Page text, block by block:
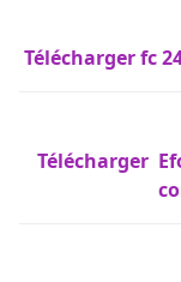
Télécharger fc
Télécharger